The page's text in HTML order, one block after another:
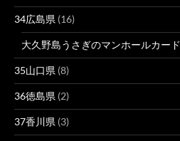
34広島県 (16)
大久野島うさぎのマンホールカード
35山口県 (8)
36徳島県 (2)
37香川県 (3)